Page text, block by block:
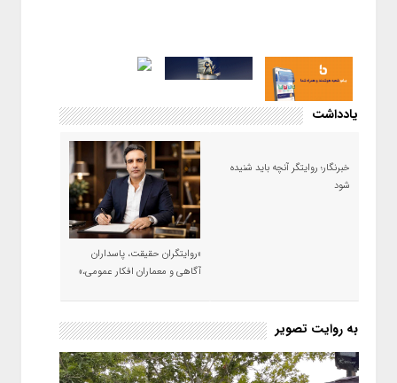
یادداشت
خبرنگار؛ روایتگر آنچه باید شنیده
شود
«روایتگران حقیقت، پاسداران
آگاهی و معماران افکار عمومی،»
به روایت تصویر